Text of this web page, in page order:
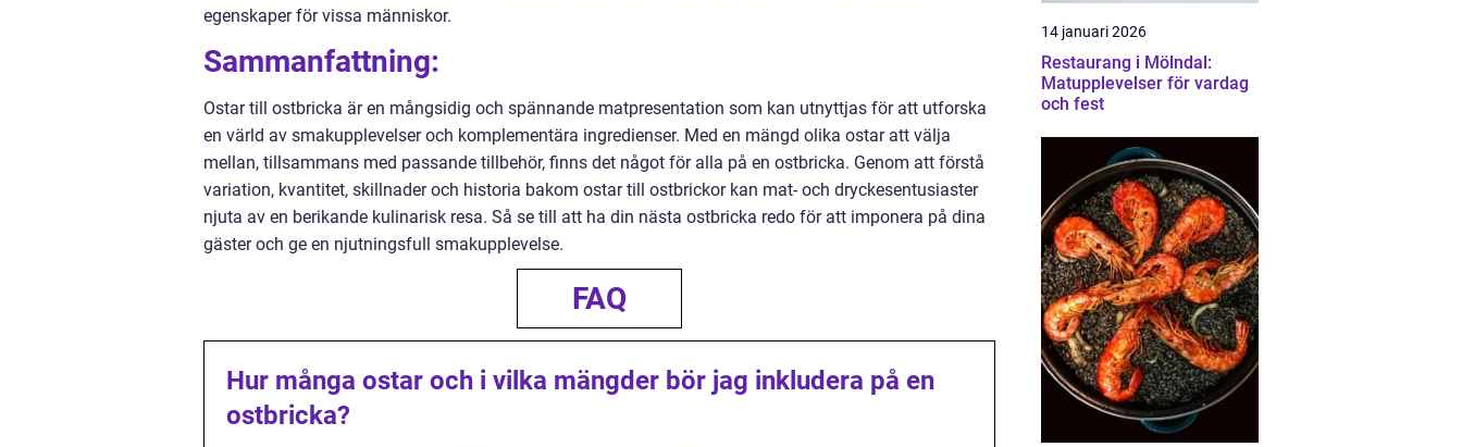
egenskaper för vissa människor.
Sammanfattning:
Ostar till ostbricka är en mångsidig och spännande matpresentation som kan utnyttjas för att utforska
en värld av smakupplevelser och komplementära ingredienser. Med en mängd olika ostar att välja
mellan, tillsammans med passande tillbehör, finns det något för alla på en ostbricka. Genom att förstå
variation, kvantitet, skillnader och historia bakom ostar till ostbrickor kan mat- och dryckesentusiaster
njuta av en berikande kulinarisk resa. Så se till att ha din nästa ostbricka redo för att imponera på dina
gäster och ge en njutningsfull smakupplevelse.
FAQ
Hur många ostar och i vilka mängder bör jag inkludera på en
ostbricka?
14 januari 2026
Restaurang i Mölndal:
Matupplevelser för vardag
och fest